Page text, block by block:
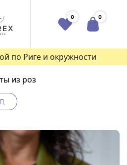
0 0
по Риге и окружности
из роз